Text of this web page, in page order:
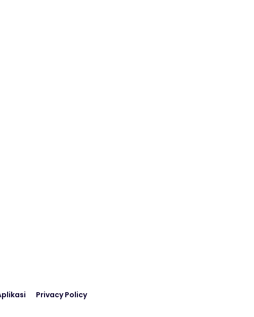
Privacy Policy